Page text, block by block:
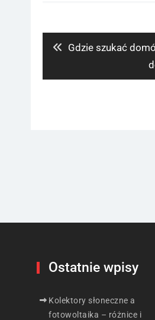
Previous
Gdzie szukać
Ostatnie wpisy
Kolektory słoneczne a
fotowoltaika – różnice i